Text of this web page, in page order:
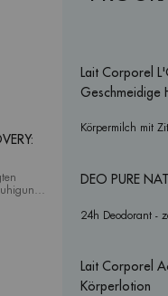
zu
Lait Corporel
Geschmeidige
Körpermilch mit
DEO PURE
24h Deodorant -
Lait Corporel
Körperlotion